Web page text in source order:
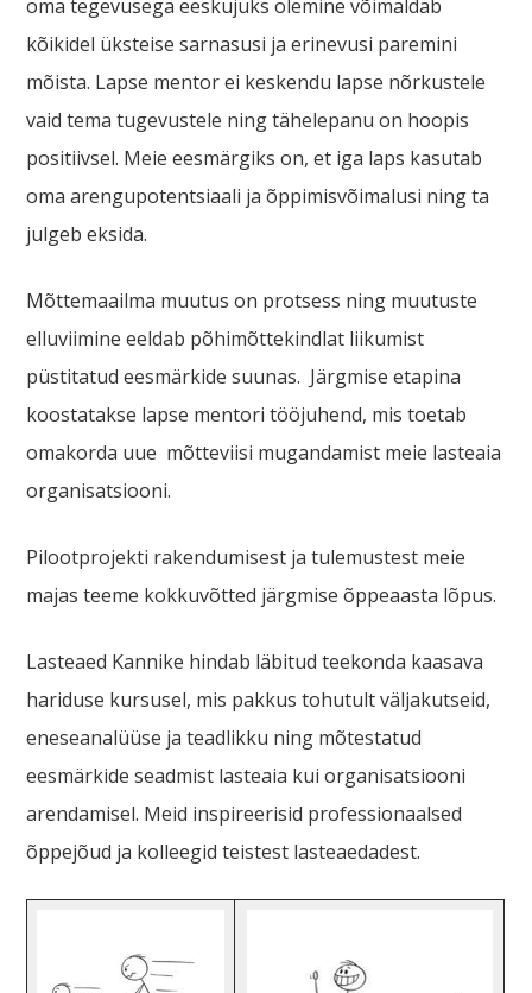
oma tegevusega eeskujuks olemine võimaldab
kõikidel üksteise sarnasusi ja erinevusi paremini
mõista. Lapse mentor ei keskendu lapse nõrkustele
vaid tema tugevustele ning tähelepanu on hoopis
positiivsel. Meie eesmärgiks on, et iga laps kasutab
oma arengupotentsiaali ja õppimisvõimalusi ning ta
julgeb eksida.
Mõttemaailma muutus on protsess ning muutuste
elluviimine eeldab põhimõttekindlat liikumist
püstitatud eesmärkide suunas. Järgmise etapina
koostatakse lapse mentori tööjuhend, mis toetab
omakorda uue mõtteviisi mugandamist meie lasteaia
organisatsiooni.
Pilootprojekti rakendumisest ja tulemustest meie
majas teeme kokkuvõtted järgmise õppeaasta lõpus.
Lasteaed Kannike hindab läbitud teekonda kaasava
hariduse kursusel, mis pakkus tohutult väljakutseid,
eneseanalüüse ja teadlikku ning mõtestatud
eesmärkide seadmist lasteaia kui organisatsiooni
arendamisel. Meid inspireerisid professionaalsed
õppejõud ja kolleegid teistest lasteaedadest.